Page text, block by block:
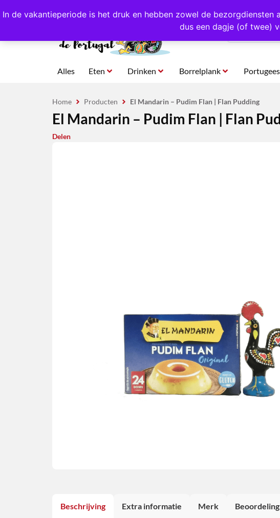
In de vakantieperiode is het druk en hebben zowel de
dus een dagje (of twee)
4,8/5,0 sterren beoordeeld! Eigen import uit Portugal
Alles Eten Drinken Borrelplank
Home Producten El Mandarin – Pudim Flan | Flan Pudding
El Mandarin – Pudim Flan | Flan
Delen
Beschrijving Extra informatie Merk Beoordeling